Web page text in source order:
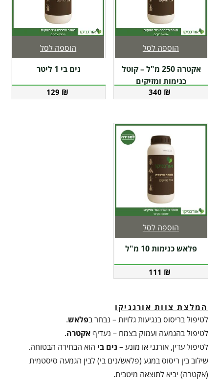
אקטרה 250 מ"ל – קוטל
כנימות ומזיקים
340 ₪
הוספה לסל
נים בי 1 ליטר
129 ₪
הוספה לסל
פלאש כנימות 10 מ"ל
111 ₪
הוספה לסל
המלצת צוות אורגניקו
לטיפול בריסוס בנגיעות גלויות – נבחר בפלאש.
לטיפול בהגמעה ועמוק בצמח – נעדיףאקטרה.
לטיפול עדין, אורגני או מונע – נים בי הוא הבחירה הבטוחה.
שילוב בין ריסוס במגע (פלאש/נים בי) לבין הגמעה סיסטמית
(אקטרה) יביא לתוצאה מיטבית.